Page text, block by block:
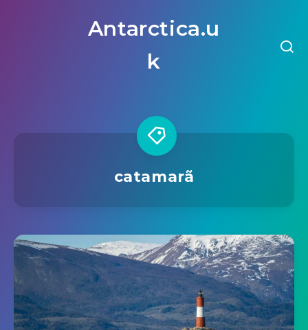
Antarctica.u
k
catamarã